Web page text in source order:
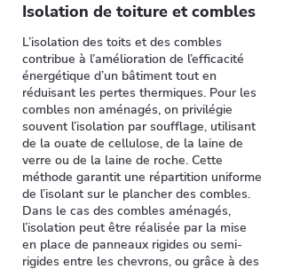
Isolation de toiture et combles
L’isolation des toits et des combles
contribue à l’amélioration de l’efficacité
énergétique d’un bâtiment tout en
réduisant les pertes thermiques. Pour les
combles non aménagés, on privilégie
souvent l’isolation par soufflage, utilisant
de la ouate de cellulose, de la laine de
verre ou de la laine de roche. Cette
méthode garantit une répartition uniforme
de l’isolant sur le plancher des combles.
Dans le cas des combles aménagés,
l’isolation peut être réalisée par la mise
en place de panneaux rigides ou semi-
rigides entre les chevrons, ou grâce à des